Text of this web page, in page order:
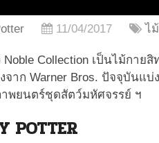
11/04/2017 ไ
Collection เป็นไม้กา
จาก Warner Bros. ปัจจุบันแ
าพยนตร์ชุดสัตว์มหัศจรรย์ ฯ
POTTER